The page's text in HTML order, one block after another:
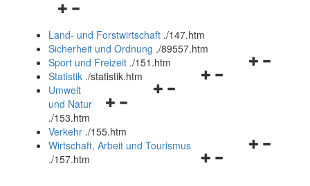
Navigationsmenü
und
schließen
Land- und Forstwirtschaft ./147.htm
Sicherheit und Ordnung ./89557.htm
Navigationsmenü
Sport und Freizeit ./151.htm
Navigationsmenü
Statistik ./statistik.htm
Navigationsmenü
und
schließen
Umwelt
und Natur
./153.htm
Verkehr ./155.htm
Navigationsmenü
Wirtschaft, Arbeit und Tourismus
./157.htm